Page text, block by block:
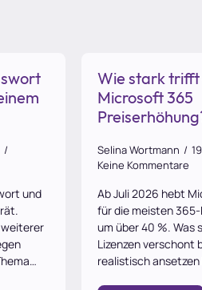
und
weiterer
Wie stark trifft
Microsoft 365
Selina Wortmann
Keine Kommentare
Ab Juli 2026 hebt
für die meisten
um über 40 %. Was
Lizenzen verschont
realistisch